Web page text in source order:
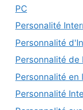
PC
Personalité
Personnalité
Personnalité de
Personnalité en
Personnalité